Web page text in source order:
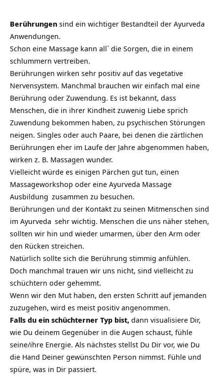
Berührungen sind ein wichtiger Bestandteil der Ayurveda
Anwendungen.
Schon eine Massage kann all` die Sorgen, die in einem
schlummern vertreiben.
Berührungen wirken sehr positiv auf das vegetative
Nervensystem. Manchmal brauchen wir einfach mal eine
Berührung oder Zuwendung. Es ist bekannt, dass
Menschen, die in ihrer Kindheit zuwenig Liebe sprich
Zuwendung bekommen haben, zu psychischen Störungen
neigen. Singles oder auch Paare, bei denen die zärtlichen
Berührungen eher im Laufe der Jahre abgenommen haben,
wirken z. B. Massagen wunder.
Vielleicht würde es einigen Pärchen gut tun, einen
Massageworkshop oder eine Ayurveda Massage
Ausbildung zusammen zu besuchen.
Berührungen und der Kontakt zu seinen Mitmenschen sind
im Ayurveda sehr wichtig. Menschen die uns näher stehen,
sollten wir hin und wieder umarmen, über den Arm oder
den Rücken streichen.
Natürlich sollte sich die Berührung stimmig anfühlen.
Doch manchmal trauen wir uns nicht, sind vielleicht zu
schüchtern oder gehemmt.
Wenn wir den Mut haben, den ersten Schritt auf jemanden
zuzugehen, wird es meist positiv angenommen.
Falls du ein schüchterner Typ bist, dann visualisiere Dir,
wie Du deinem Gegenüber in die Augen schaust, fühle
seine/ihre Energie. Als nächstes stellst Du Dir vor, wie Du
die Hand Deiner gewünschten Person nimmst. Fühle und
spüre, was in Dir passiert.